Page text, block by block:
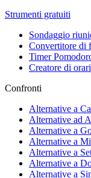
Strumenti gratuiti
Sondaggio
Convertitore di
Timer
Creatore di orari
Confronti
Alternative a
Alternative ad
Alternative a
Alternative a
Alternative a
Alternative a
Alternative a